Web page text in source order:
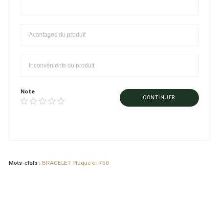
Note
CONTINUER
Mots-clefs : BRACELET Plaqué or 750